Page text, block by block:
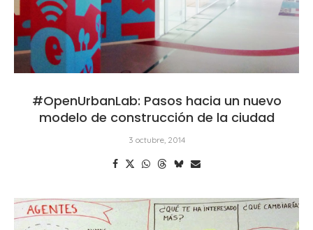
#OpenUrbanLab: Pasos hacia un nuevo
modelo de construcción de la ciudad
3 octubre, 2014